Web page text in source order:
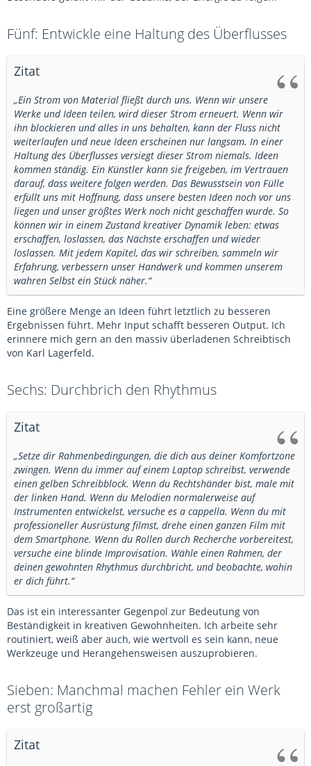
Fünf: Entwickle eine Haltung des Überflusses
Zitat
„Ein Strom von Material fließt durch uns. Wenn wir unsere
Werke und Ideen teilen, wird dieser Strom erneuert. Wenn wir
ihn blockieren und alles in uns behalten, kann der Fluss nicht
weiterlaufen und neue Ideen erscheinen nur langsam. In einer
Haltung des Überflusses versiegt dieser Strom niemals. Ideen
kommen ständig. Ein Künstler kann sie freigeben, im Vertrauen
darauf, dass weitere folgen werden. Das Bewusstsein von Fülle
erfüllt uns mit Hoffnung, dass unsere besten Ideen noch vor uns
liegen und unser größtes Werk noch nicht geschaffen wurde. So
können wir in einem Zustand kreativer Dynamik leben: etwas
erschaffen, loslassen, das Nächste erschaffen und wieder
loslassen. Mit jedem Kapitel, das wir schreiben, sammeln wir
Erfahrung, verbessern unser Handwerk und kommen unserem
wahren Selbst ein Stück näher.“
Eine größere Menge an Ideen führt letztlich zu besseren
Ergebnissen führt. Mehr Input schafft besseren Output. Ich
erinnere mich gern an den massiv überladenen Schreibtisch
von Karl Lagerfeld.
Sechs: Durchbrich den Rhythmus
Zitat
„Setze dir Rahmenbedingungen, die dich aus deiner Komfortzone
zwingen. Wenn du immer auf einem Laptop schreibst, verwende
einen gelben Schreibblock. Wenn du Rechtshänder bist, male mit
der linken Hand. Wenn du Melodien normalerweise auf
Instrumenten entwickelst, versuche es a cappella. Wenn du mit
professioneller Ausrüstung filmst, drehe einen ganzen Film mit
dem Smartphone. Wenn du Rollen durch Recherche vorbereitest,
versuche eine blinde Improvisation. Wähle einen Rahmen, der
deinen gewohnten Rhythmus durchbricht, und beobachte, wohin
er dich führt.“
Das ist ein interessanter Gegenpol zur Bedeutung von
Beständigkeit in kreativen Gewohnheiten. Ich arbeite sehr
routiniert, weiß aber auch, wie wertvoll es sein kann, neue
Werkzeuge und Herangehensweisen auszuprobieren.
Sieben: Manchmal machen Fehler ein Werk
erst großartig
Zitat